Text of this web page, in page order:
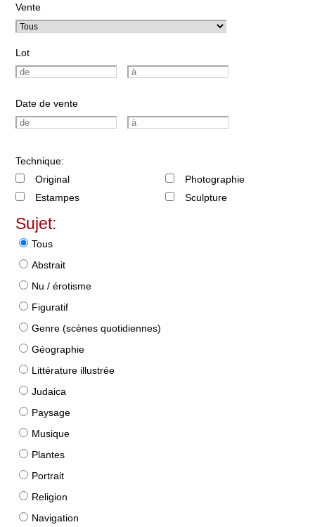
Vente
Lot
Date de vente
Technique:
Original
Estampes
Photographie
Sculpture
Sujet:
Tous
Abstrait
Nu / érotisme
Figuratif
Genre (scènes quotidiennes)
Géographie
Littérature illustrée
Judaica
Paysage
Musique
Plantes
Portrait
Religion
Navigation